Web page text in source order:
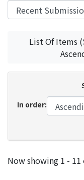
List Of Items
In order:
Recent
Now showing 1 - 11